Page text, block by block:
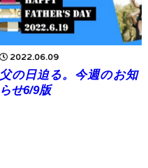
2022.06.09
父の日迫る。今週のお知
らせ6/9版